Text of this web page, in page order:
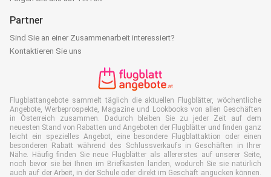
Partner
Sind Sie an einer Zusammenarbeit interessiert?
Kontaktieren Sie uns
Flugblattangebote sammelt täglich die aktuellen Flugblätter, wöchentliche
Angebote, Werbeprospekte, Magazine und Lookbooks von allen Geschäften
in Österreich zusammen. Dadurch bleiben Sie zu jeder Zeit auf dem
neuesten Stand von Rabatten und Angeboten der Flugblätter und finden ganz
leicht ein spezielles Angebot, eine besondere Flugblattaktion oder einen
besonderen Rabatt während des Schlussverkaufs in Geschäften in Ihrer
Nähe. Häufig finden Sie neue Flugblätter als allererstes auf unserer Seite,
noch bevor sie bei Ihnen im Briefkasten landen, wodurch Sie sie natürlich
auch auf der Arbeit, in der Schule oder direkt im Geschäft angucken können.